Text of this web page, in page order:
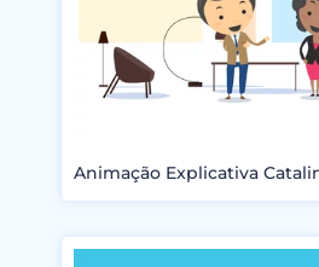
Animação Explicativa